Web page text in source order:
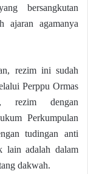
bersangkutan
ajaran agamanya
rezim ini sudah
Perppu Ormas
rezim dengan
Perkumpulan
tudingan anti
lain adalah dalam
dakwah.